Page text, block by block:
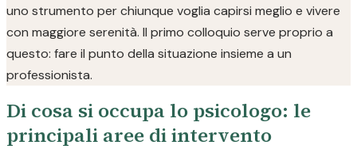
uno strumento per chiunque voglia capirsi meglio e vivere
con maggiore serenità. Il primo colloquio serve proprio a
questo: fare il punto della situazione insieme a un
professionista.
Di cosa si occupa lo psicologo: le
principali aree di intervento